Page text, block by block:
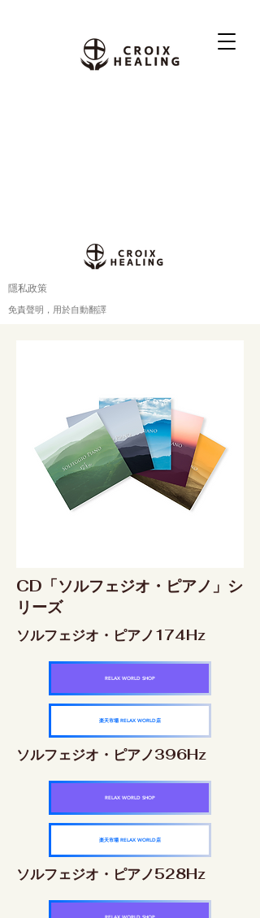
隱私政策
免責聲明，用於自動翻譯
CD「ソルフェジオ・ピアノ」シ
リーズ
ソルフェジオ・ピアノ174Hz
RELAX WORLD SHOP
楽天市場 RELAX WORLD店
ソルフェジオ・ピアノ396Hz
RELAX WORLD SHOP
楽天市場 RELAX WORLD店
ソルフェジオ・ピアノ528Hz